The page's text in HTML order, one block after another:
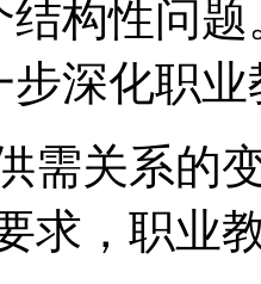
构性问
深化职
需关系的
求，职业